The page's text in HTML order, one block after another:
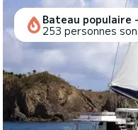
Bateau populaire
253 personnes